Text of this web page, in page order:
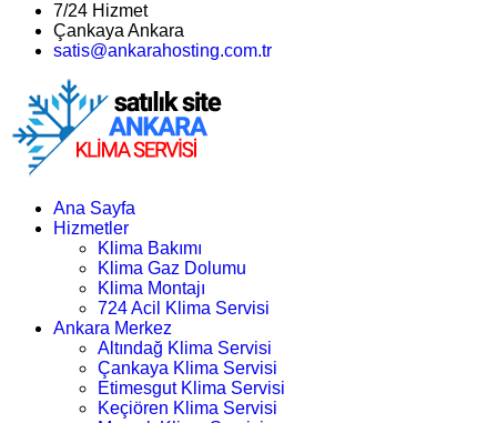
7/24 Hizmet
Çankaya Ankara
satis@ankarahosting.com.tr
Ana Sayfa
Hizmetler
Klima Bakımı
Klima Gaz Dolumu
Klima Montajı
724 Acil Klima Servisi
Ankara Merkez
Altındağ Klima Servisi
Çankaya Klima Servisi
Etimesgut Klima Servisi
Keçiören Klima Servisi